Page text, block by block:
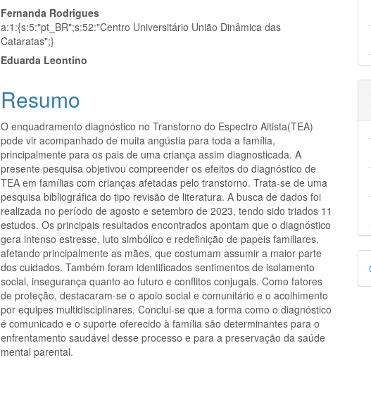
Conteúdo
do
artigo
principal
Fernanda Rodrigues
a:1:{s:5:"pt_BR";s:52:"Centro Universitário União Dinâmica das
Cataratas";}
Eduarda Leontino
Resumo
O enquadramento diagnóstico no Transtorno do Espectro Aitista(TEA)
pode vir acompanhado de muita angústia para toda a família,
principalmente para os pais de uma criança assim diagnosticada. A
presente pesquisa objetivou compreender os efeitos do diagnóstico de
TEA em famílias com crianças afetadas pelo transtorno. Trata-se de uma
pesquisa bibliográfica do tipo revisão de literatura. A busca de dados foi
realizada no período de agosto e setembro de 2023, tendo sido triados 11
estudos. Os principais resultados encontrados apontam que o diagnóstico
gera intenso estresse, luto simbólico e redefinição de papeis familiares,
afetando principalmente as mães, que costumam assumir a maior parte
dos cuidados. Também foram identificados sentimentos de isolamento
social, insegurança quanto ao futuro e conflitos conjugais. Como fatores
de proteção, destacaram-se o apoio social e comunitário e o acolhimento
por equipes multidisciplinares. Conclui-se que a forma como o diagnóstico
é comunicado e o suporte oferecido à família são determinantes para o
enfrentamento saudável desse processo e para a preservação da saúde
mental parental.